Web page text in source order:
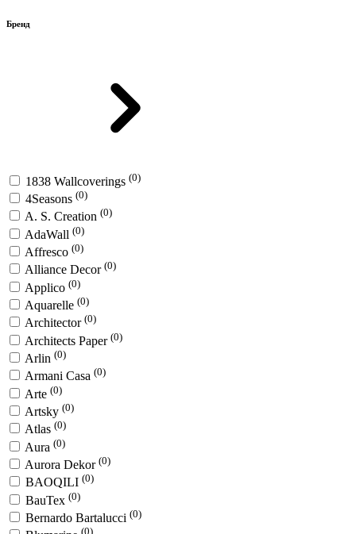
Бренд
1838 Wallcoverings (0)
4Seasons (0)
A. S. Creation (0)
AdaWall (0)
Affresco (0)
Alliance Decor (0)
Applico (0)
Aquarelle (0)
Architector (0)
Architects Paper (0)
Arlin (0)
Armani Casa (0)
Arte (0)
Artsky (0)
Atlas (0)
Aura (0)
Aurora Dekor (0)
BAOQILI (0)
BauTex (0)
Bernardo Bartalucci (0)
(0)